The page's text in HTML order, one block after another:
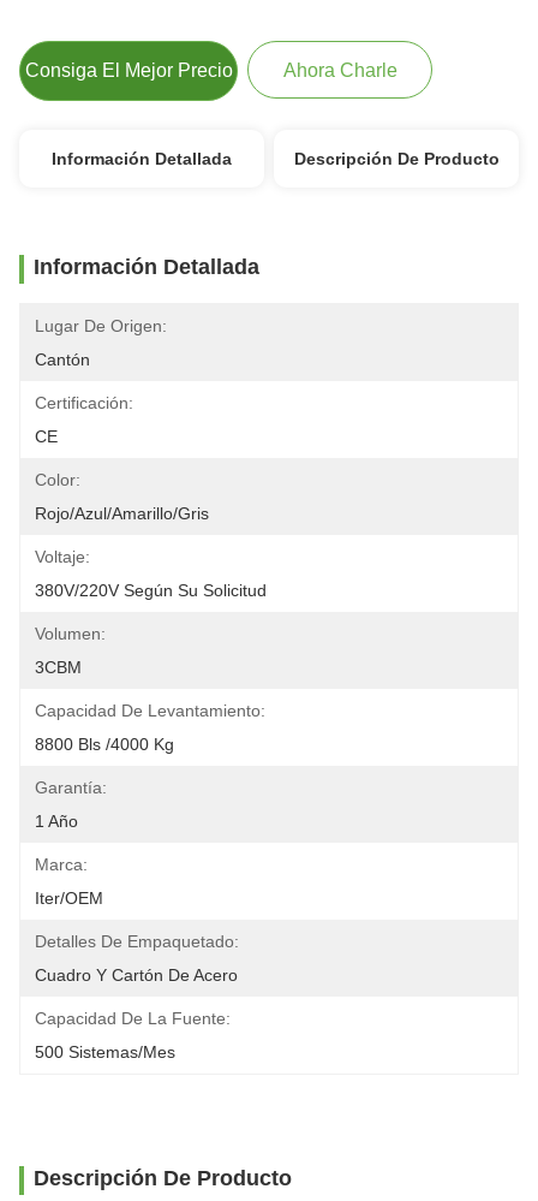
Consiga El Mejor Precio Ahora Charle
Información Detallada Descripción De Producto
Información Detallada
Lugar De Origen:
Cantón
Certificación:
CE
Color:
Rojo/azul/amarillo/gris
Voltaje:
380V/220V Según Su Solicitud
Volumen:
3CBM
Capacidad De Levantamiento:
8800 Bls /4000 Kg
Garantía:
1 Año
Marca:
Iter/OEM
Detalles De Empaquetado:
Cuadro Y Cartón De Acero
Capacidad De La Fuente:
500 Sistemas/mes
Descripción De Producto